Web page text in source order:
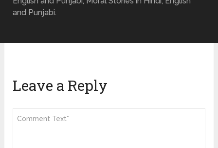
and Punjabi.
Leave a Reply